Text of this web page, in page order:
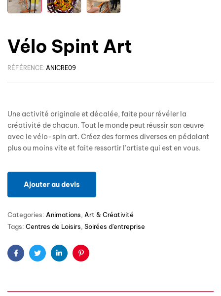
Vélo Spint Art
RÉFÉRENCE: ANICRE09
Une activité originale et décalée, faite pour révéler la
créativité de chacun. Tout le monde peut réussir son œuvre
avec le vélo-spin art. Créez des formes diverses en pédalant
plus ou moins vite et faite ressortir l’artiste qui est en vous.
Ajouter au devis
Categories: Animations Art & Créativité
Tags: Centres de Loisirs Soirées d'entreprise
FacebookTwitterLinkedinPinterest